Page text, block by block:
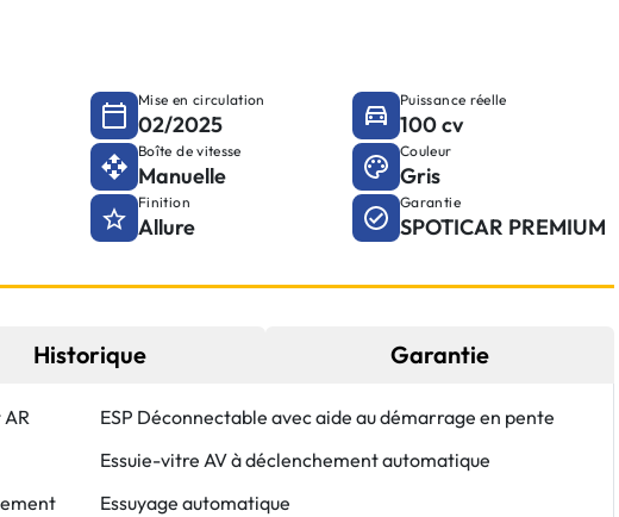
Mise en circulation
02/2025
Puissance réelle
100 cv
Boîte de vitesse
Manuelle
Couleur
Gris
Finition
Allure
Garantie
SPOTICAR PREMIUM
Historique Garantie
ESP Déconnectable avec aide au démarrage en pente
Essuie-vitre AV à déclenchement automatique
Essuyage automatique